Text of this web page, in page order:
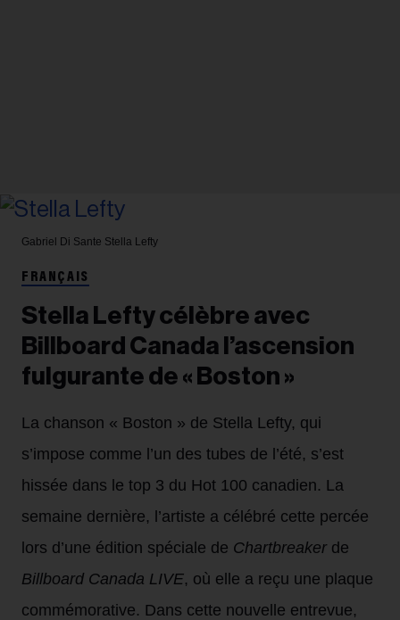
Gabriel Di Sante Stella Lefty
FRANÇAIS
Stella Lefty célèbre avec
Billboard Canada l’ascension
fulgurante de « Boston »
La chanson « Boston » de Stella Lefty, qui
s’impose comme l’un des tubes de l’été, s’est
hissée dans le top 3 du Hot 100 canadien. La
semaine dernière, l’artiste a célébré cette percée
lors d’une édition spéciale de Chartbreaker de
Billboard Canada LIVE, où elle a reçu une plaque
commémorative. Dans cette nouvelle entrevue,